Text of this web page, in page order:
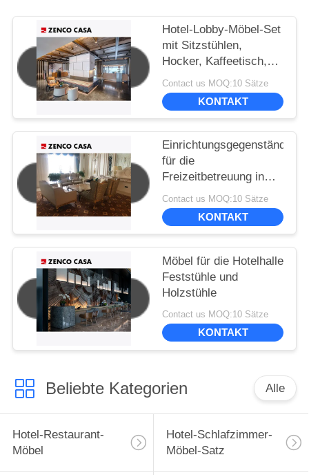
Hotel-Lobby-Möbel-Set
mit Sitzstühlen,
Hocker, Kaffeetisch,
Sofa-Kissen
Contact us MOQ:10 Sätze
KONTAKT
Einrichtungsgegenstände
für die
Freizeitbetreuung in
der Hotelhalle im
europäischen Stil
einschließlich Sofa
Contact us MOQ:10 Sätze
KONTAKT
Möbel für die Hotelhalle
Feststühle und
Holzstühle
Contact us MOQ:10 Sätze
KONTAKT
Beliebte Kategorien Alle
Hotel-Restaurant-
Möbel
Hotel-Schlafzimmer-
Möbel-Satz